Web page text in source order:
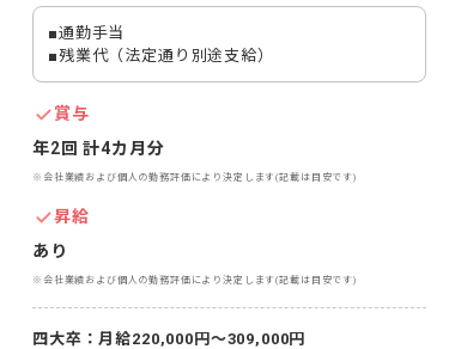
■通勤手当
■残業代（法定通り別途支給）
賞与
年2回 計4カ月分
※会社業績および個人の勤務評価により決定します(記載は目安です)
昇給
あり
※会社業績および個人の勤務評価により決定します(記載は目安です)
四大卒：月給220,000円～309,000円